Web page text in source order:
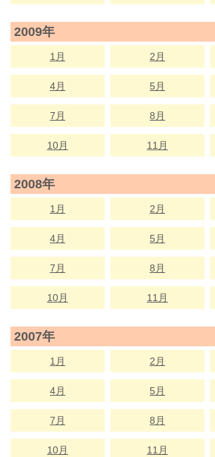
2009年
1月 2月
4月 5月
7月 8月
10月 11月
2008年
1月 2月
4月 5月
7月 8月
10月 11月
2007年
1月 2月
4月 5月
7月 8月
10月 11月